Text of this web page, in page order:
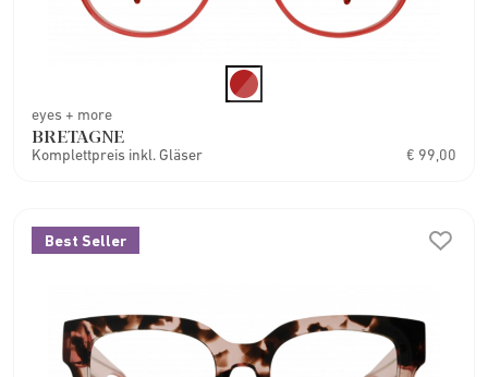
eyes + more
BRETAGNE
Komplettpreis inkl. Gläser € 99,00
Best Seller